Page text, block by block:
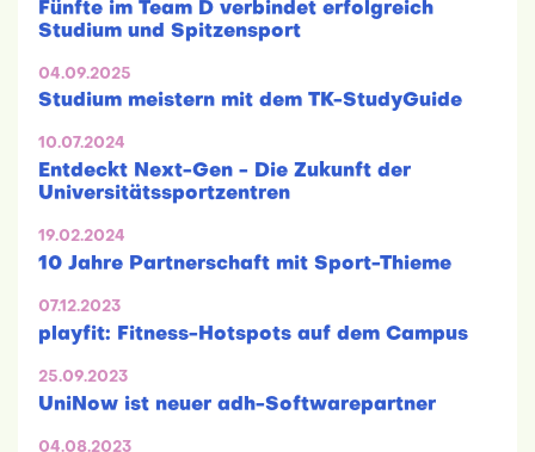
Fünfte im Team D verbindet erfolgreich
Studium und Spitzensport
04.09.2025
Studium meistern mit dem TK-StudyGuide
10.07.2024
Entdeckt Next-Gen - Die Zukunft der
Universitätssportzentren
19.02.2024
10 Jahre Partnerschaft mit Sport-Thieme
07.12.2023
playfit: Fitness-Hotspots auf dem Campus
25.09.2023
UniNow ist neuer adh-Softwarepartner
04.08.2023